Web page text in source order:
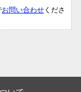
お問い合わせ くださ